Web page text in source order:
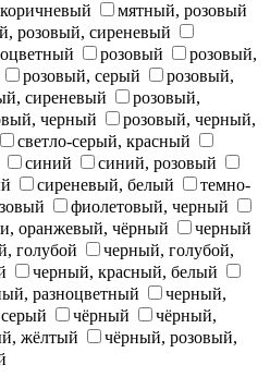
коричневый
мятный, розовый
розовый, сиреневый
розовый
розовый,
розовый, серый
розовый,
сиреневый
розовый,
черный
розовый, черный,
светло-серый, красный
синий
синий, розовый
сиреневый, белый
темно-
фиолетовый, черный
оранжевый, чёрный
черный
голубой
черный, голубой,
черный, красный, белый
разноцветный
черный,
чёрный
чёрный,
жёлтый
чёрный, розовый,